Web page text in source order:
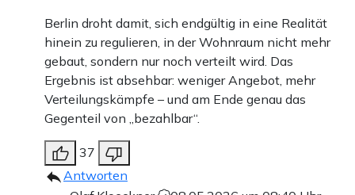
Berlin droht damit, sich endgültig in eine Realität
hinein zu regulieren, in der Wohnraum nicht mehr
gebaut, sondern nur noch verteilt wird. Das
Ergebnis ist absehbar: weniger Angebot, mehr
Verteilungskämpfe – und am Ende genau das
Gegenteil von „bezahlbar“.
37
Antworten